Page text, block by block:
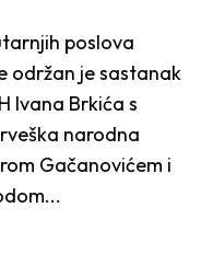
poslova
održan je sastanak
Ivana Brkića s
narodna
Gačanovićem i